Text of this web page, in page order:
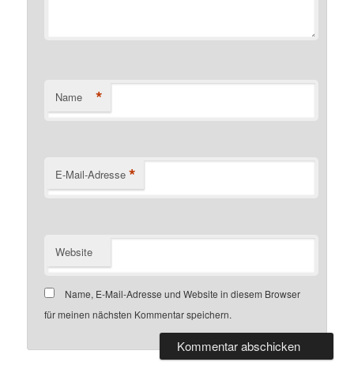
Name *
E-Mail-Adresse *
Website
Name, E-Mail-Adresse und Website in diesem Browser
für meinen nächsten Kommentar speichern.